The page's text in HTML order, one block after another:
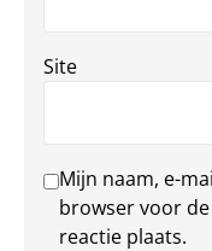
Site
Mijn naam, e-
browser voor
reactie plaats.